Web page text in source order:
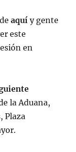
deaquí y gente
este
en
la Aduana,
Plaza